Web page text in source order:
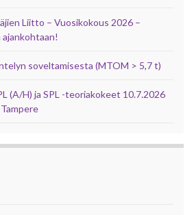
Liitto – Vuosikokous 2026 –
soveltamisesta (MTOM > 5,7 t)
(A/H) ja SPL -teoriakokeet 10.7.2026